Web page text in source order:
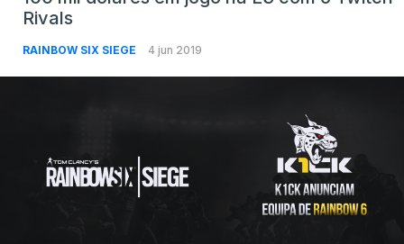
Rivals
RAINBOW SIX SIEGE 4 jun 2019